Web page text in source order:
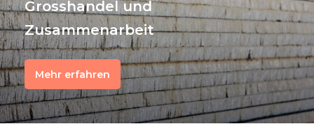
Grosshandel und
Zusammenarbeit
Mehr erfahren